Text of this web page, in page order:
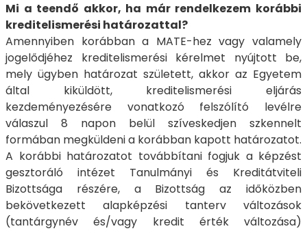
Mi a teendő akkor, ha már rendelkezem korábbi
kreditelismerési határozattal?
Amennyiben korábban a MATE-hez vagy valamely
jogelődjéhez kreditelismerési kérelmet nyújtott be,
mely ügyben határozat született, akkor az Egyetem
által kiküldött, kreditelismerési eljárás
kezdeményezésére vonatkozó felszólító levélre
válaszul 8 napon belül szíveskedjen szkennelt
formában megküldeni a korábban kapott határozatot.
A korábbi határozatot továbbítani fogjuk a képzést
gesztoráló intézet Tanulmányi és Kreditátviteli
Bizottsága részére, a Bizottság az időközben
bekövetkezett alapképzési tanterv változások
(tantárgynév és/vagy kredit érték változása)